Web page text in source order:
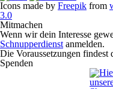
Icons made by Freepik from
3.0
Mitmachen
Wenn wir dein Interesse
Schnupperdienst anmelden.
Die Voraussetzungen findest
Spenden